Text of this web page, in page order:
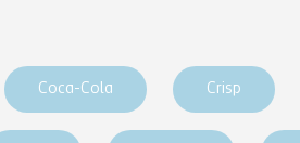
Coca-Cola Crisp